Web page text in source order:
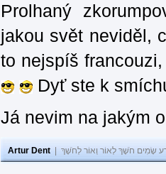
Prolhaný
jakou svět neviděl,
to nejspíš
Dyť ste k
Já nevim na jakým
Artur Dent שָׂמִים חֹשֶׁךְ לְאוֹר וְאוֹר לְחֹשֶׁךְ